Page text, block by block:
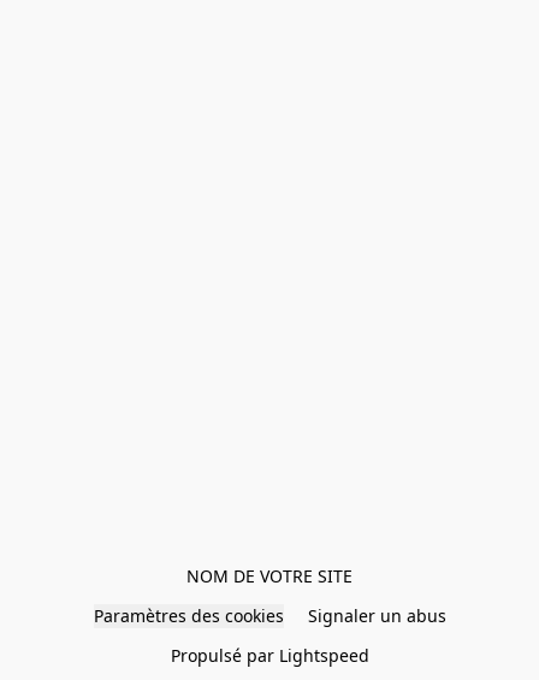
NOM DE VOTRE SITE
Paramètres des cookies
Signaler un abus
Propulsé par Lightspeed